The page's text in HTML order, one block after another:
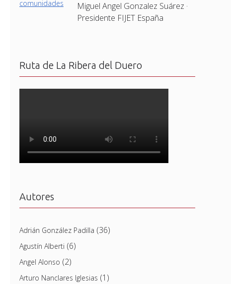
Miguel Angel Gonzalez Suárez ·
Presidente FIJET España
Ruta de La Ribera del Duero
Autores
Adrián González Padilla (36)
Agustín Alberti (6)
Angel Alonso (2)
Arturo Nanclares Iglesias (1)